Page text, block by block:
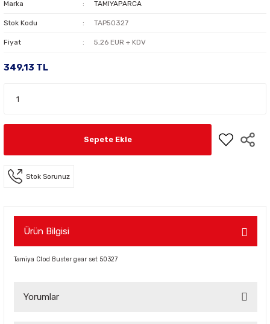
Marka TAMIYAPARCA
Stok Kodu TAP50327
Fiyat 5,26 EUR + KDV
349,13 TL
Sepete Ekle
Stok Sorunuz
Ürün Bilgisi
Tamiya Clod Buster gear set 50327
Yorumlar